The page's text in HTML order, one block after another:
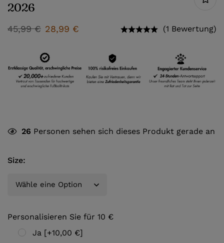
2026
45,99€ 28,99 € (1 Bewertung)
26 Personen sehen sich dieses Produkt gerade an
Size:
Personalisieren Sie für 10 €
Ja [+10,00 €]